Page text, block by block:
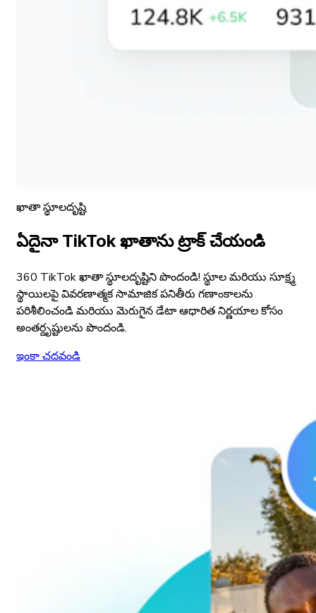
ఖాతా స్థూలదృష్టి
ఏదైనా TikTok ఖాతాను ట్రాక్ చేయండి
360 TikTok ఖాతా స్థూలదృష్టిని పొందండి! స్థూల మరియు సూక్ష్మ
స్థాయిలపై వివరణాత్మక సామాజిక పనితీరు గణాంకాలను
పరిశీలించండి మరియు మెరుగైన డేటా ఆధారిత నిర్ణయాల కోసం
అంతర్దృష్టులను పొందండి.
ఇంకా చదవండి